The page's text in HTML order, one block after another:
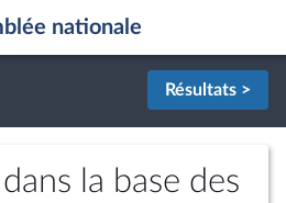
nationale
Résultats >
la base des